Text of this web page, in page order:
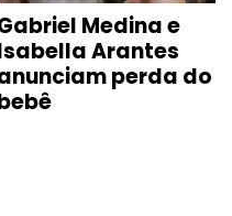
Medina e
Arantes
perda do